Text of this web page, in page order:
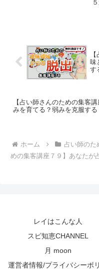
味
す
【占い師さんのための集客
みを育てる？弱みを克服する
ホーム 占い師のた
めの集客講座７９】あなたが
レイはこんな人
スピ知恵CHANNEL
月 moon
運営者情報/プライバシーポ